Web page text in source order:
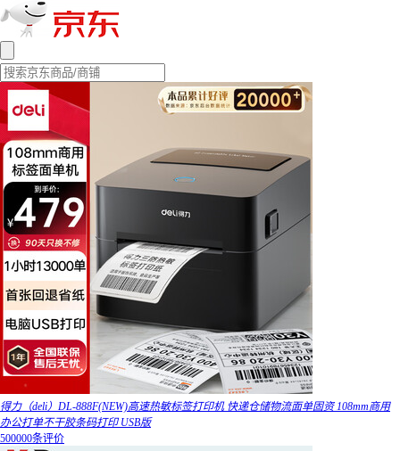
得力（deli）DL-888F(NEW)高速热敏标签打印机 快递仓储物流面单固资 108mm商用
办公打单不干胶条码打印 USB版
500000条评价